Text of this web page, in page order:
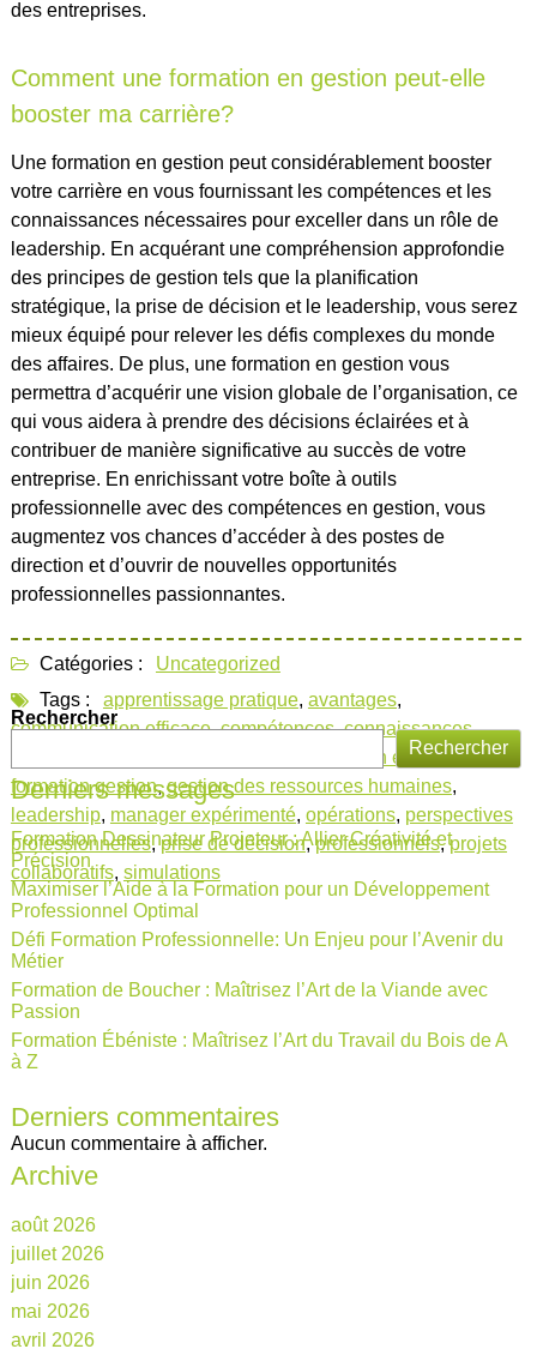
des entreprises.
Comment une formation en gestion peut-elle
booster ma carrière?
Une formation en gestion peut considérablement booster
votre carrière en vous fournissant les compétences et les
connaissances nécessaires pour exceller dans un rôle de
leadership. En acquérant une compréhension approfondie
des principes de gestion tels que la planification
stratégique, la prise de décision et le leadership, vous serez
mieux équipé pour relever les défis complexes du monde
des affaires. De plus, une formation en gestion vous
permettra d’acquérir une vision globale de l’organisation, ce
qui vous aidera à prendre des décisions éclairées et à
contribuer de manière significative au succès de votre
entreprise. En enrichissant votre boîte à outils
professionnelle avec des compétences en gestion, vous
augmentez vos chances d’accéder à des postes de
direction et d’ouvrir de nouvelles opportunités
professionnelles passionnantes.
Catégories :
Uncategorized
Tags :
apprentissage pratique, avantages,
communication efficace,compétences,connaissances,
formation en gestion,
formation gestion,gestion des ressources humaines,
leadership, manager expérimenté, opérations, perspectives
professionnelles,prise de décision,professionnels,projets
collaboratifs, simulations
Rechercher
Rechercher
Derniers messages
Formation Dessinateur Projeteur : Allier Créativité et
Précision
Maximiser l’Aide à la Formation pour un Développement
Professionnel Optimal
Défi Formation Professionnelle: Un Enjeu pour l’Avenir du
Métier
Formation de Boucher : Maîtrisez l’Art de la Viande avec
Passion
Formation Ébéniste : Maîtrisez l’Art du Travail du Bois de A
à Z
Derniers commentaires
Aucun commentaire à afficher.
Archive
août 2026
juillet 2026
juin 2026
mai 2026
avril 2026